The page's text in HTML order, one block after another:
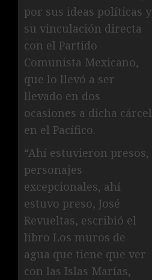
por sus ideas políticas y
su vinculación directa
con el Partido
Comunista Mexicano,
que lo llevó a ser
llevado en dos
ocasiones a dicha cárcel
en el Pacífico.
“Ahí estuvieron presos,
personajes
excepcionales, ahí
estuvo preso, José
Revueltas, escribió el
libro Los muros de
agua que tiene que ver
con las Islas Marías,